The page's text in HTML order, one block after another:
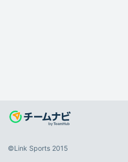
©️Link Sports 2015